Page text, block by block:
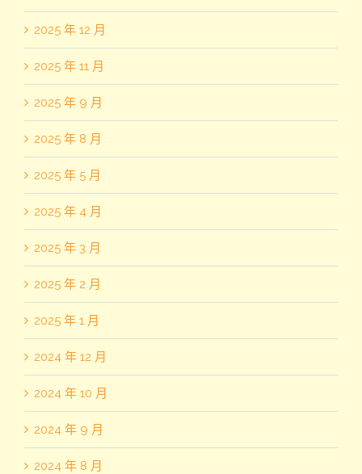
2025 年 12 月
2025 年 11 月
2025 年 9 月
2025 年 8 月
2025 年 5 月
2025 年 4 月
2025 年 3 月
2025 年 2 月
2025 年 1 月
2024 年 12 月
2024 年 10 月
2024 年 9 月
2024 年 8 月